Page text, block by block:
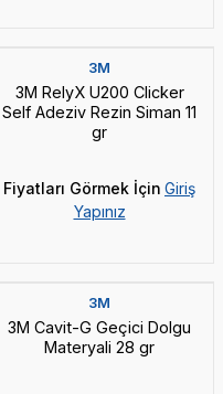
3M
3M RelyX U200 Clicker
Self Adeziv Rezin Siman 11
gr
Fiyatları Görmek İçin Giriş
Yapınız
3M
3M Cavit-G Geçici Dolgu
Materyali 28 gr